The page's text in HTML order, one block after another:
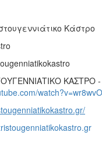
Κάστρο
ΚΑΣΤΡΟ -